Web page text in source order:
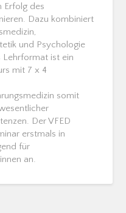
Erfolg des
Dazu kombiniert
und Psychologie
Lehrformat ist ein
mit 7 x 4
somit
Der VFED
erstmals in
für
an.